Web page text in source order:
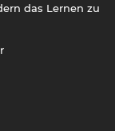
das Lernen zu